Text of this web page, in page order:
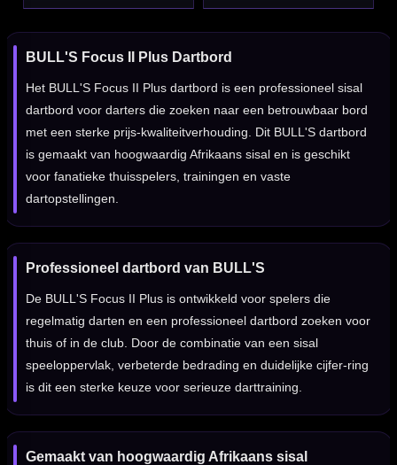
BULL'S Focus II Plus Dartbord
Het BULL'S Focus II Plus dartbord is een professioneel sisal
dartbord voor darters die zoeken naar een betrouwbaar bord
met een sterke prijs-kwaliteitverhouding. Dit BULL'S dartbord
is gemaakt van hoogwaardig Afrikaans sisal en is geschikt
voor fanatieke thuisspelers, trainingen en vaste
dartopstellingen.
Professioneel dartbord van BULL'S
De BULL'S Focus II Plus is ontwikkeld voor spelers die
regelmatig darten en een professioneel dartbord zoeken voor
thuis of in de club. Door de combinatie van een sisal
speeloppervlak, verbeterde bedrading en duidelijke cijfer-ring
is dit een sterke keuze voor serieuze darttraining.
Gemaakt van hoogwaardig Afrikaans sisal